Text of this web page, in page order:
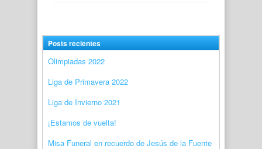
Posts recientes
Olimpiadas 2022
Liga de Primavera 2022
Liga de Invierno 2021
¡Estamos de vuelta!
Misa Funeral en recuerdo de Jesús de la Fuente